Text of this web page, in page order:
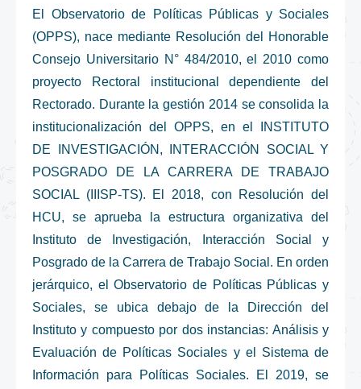
El Observatorio de Políticas Públicas y Sociales
(OPPS), nace mediante Resolución del Honorable
Consejo Universitario N° 484/2010, el 2010 como
proyecto Rectoral institucional dependiente del
Rectorado. Durante la gestión 2014 se consolida la
institucionalización del OPPS, en el INSTITUTO
DE INVESTIGACIÓN, INTERACCIÓN SOCIAL Y
POSGRADO DE LA CARRERA DE TRABAJO
SOCIAL (IIISP-TS). El 2018, con Resolución del
HCU, se aprueba la estructura organizativa del
Instituto de Investigación, Interacción Social y
Posgrado de la Carrera de Trabajo Social. En orden
jerárquico, el Observatorio de Políticas Públicas y
Sociales, se ubica debajo de la Dirección del
Instituto y compuesto por dos instancias: Análisis y
Evaluación de Políticas Sociales y el Sistema de
Información para Políticas Sociales. El 2019, se